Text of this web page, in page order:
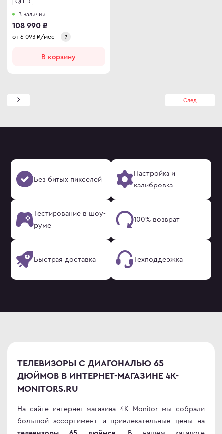
В наличии
108 990 ₽
от 6 093 ₽/мес ?
В корзину
След
Без битых пикселей
Настройка и
калибровка
Тестирование в шоу-
руме
100% возврат
Быстрая доставка Техподдержка
ТЕЛЕВИЗОРЫ С ДИАГОНАЛЬЮ 65
ДЮЙМОВ В ИНТЕРНЕТ-МАГАЗИНЕ 4K-
MONITORS.RU
На сайте интернет-магазина 4K Monitor мы собрали
большой ассортимент и привлекательные цены на
. В нашем каталоге